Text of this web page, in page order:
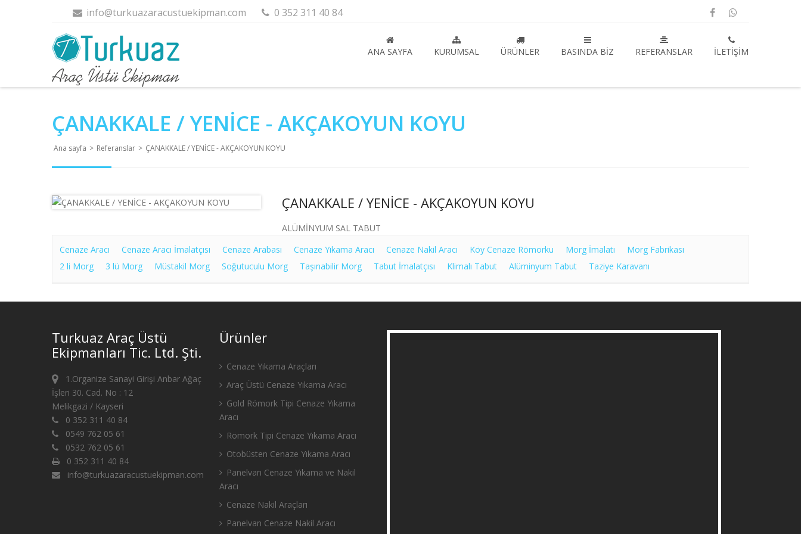
info@turkuazaracustuekipman.com 0 352 311 40 84
ANA SAYFA KURUMSAL ÜRÜNLER BASINDA BIZ REFERANSLAR İLETIŞIM
ÇANAKKALE / YENİCE - AKÇAKOYUN KOYU
Ana sayfa > Referanslar > ÇANAKKALE / YENİCE - AKÇAKOYUN KOYU
ÇANAKKALE / YENİCE - AKÇAKOYUN KOYU
ALÜMİNYUM SAL TABUT
Cenaze Aracı
Cenaze Aracı İmalatçısı Cenaze Arabası Cenaze Yıkama Aracı Cenaze Nakil Aracı Köy Cenaze Römorku Morg İmalatı
Morg Fabrikası
2 li Morg
3 lü Morg Müstakil Morg Soğutuculu Morg Taşınabilir Morg Tabut İmalatçısı Klimalı Tabut Alüminyum Tabut Taziye Karavanı
Turkuaz Araç Üstü
Ekipmanları Tic. Ltd. Şti.
1.Organize Sanayi Girişi Anbar Ağaç
İşleri 30. Cad. No : 12
Melikgazi / Kayseri
0 352 311 40 84
0549 762 05 61
0532 762 05 61
0 352 311 40 84
info@turkuazaracustuekipman.com
Ürünler
Cenaze Yıkama Araçları
Araç Üstü Cenaze Yıkama Aracı
Gold Römork Tipi Cenaze Yıkama
Aracı
Römork Tipi Cenaze Yıkama Aracı
Otobüsten Cenaze Yıkama Aracı
Panelvan Cenaze Yıkama ve Nakil
Aracı
Cenaze Nakil Araçları
Panelvan Cenaze Nakil Aracı